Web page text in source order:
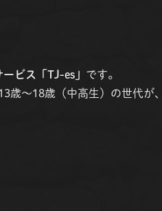
ビス「TJ-es」 です。
〜18歳（中高生）の世代が